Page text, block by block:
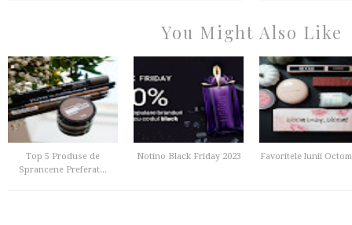
You Might Also Like
Top 5 Produse de
Sprancene Preferat...
Notino Black Friday 2023 Favoritele lunii